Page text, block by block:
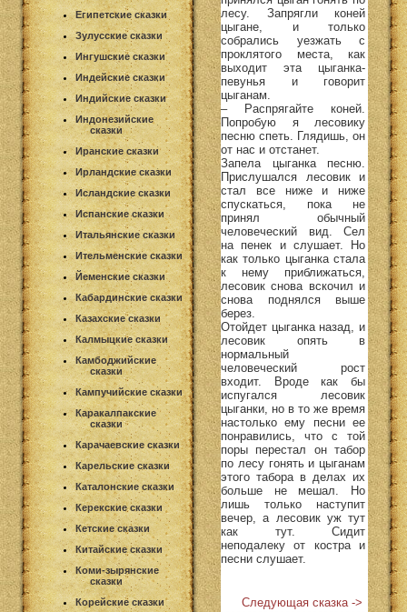
Египетские сказки
Зулусские сказки
Ингушские сказки
Индейские сказки
Индийские сказки
Индонезийские
сказки
Иранские сказки
Ирландские сказки
Исландские сказки
Испанские сказки
Итальянские сказки
Ительменские сказки
Йеменские сказки
Кабардинские сказки
Казахские сказки
Калмыцкие сказки
Камбоджийские
сказки
Кампучийские сказки
Каракалпакские
сказки
Карачаевские сказки
Карельские сказки
Каталонские сказки
Керекские сказки
Кетские сказки
Китайские сказки
Коми-зырянские
сказки
Корейские сказки
лесу. Запрягли коней
цыгане, и только
собрались уезжать с
проклятого места, как
выходит эта цыганка-
певунья и говорит
цыганам.
– Распрягайте коней.
Попробую я лесовику
песню спеть. Глядишь, он
от нас и отстанет.
Запела цыганка песню.
Прислушался лесовик и
стал все ниже и ниже
спускаться, пока не
принял обычный
человеческий вид. Сел
на пенек и слушает. Но
как только цыганка стала
к нему приближаться,
лесовик снова вскочил и
снова поднялся выше
берез.
Отойдет цыганка назад, и
лесовик опять в
нормальный
человеческий рост
входит. Вроде как бы
испугался лесовик
цыганки, но в то же время
настолько ему песни ее
понравились, что с той
поры перестал он табор
по лесу гонять и цыганам
этого табора в делах их
больше не мешал. Но
лишь только наступит
вечер, а лесовик уж тут
как тут. Сидит
неподалеку от костра и
песни слушает.
Следующая сказка ->